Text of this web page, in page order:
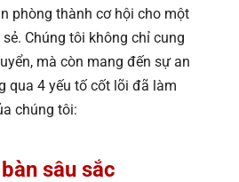
phòng thành cơ hội cho một
Chúng tôi không chỉ cung
mà còn mang đến sự an
qua 4 yếu tố cốt lõi đã làm
chúng tôi:
sâu sắc